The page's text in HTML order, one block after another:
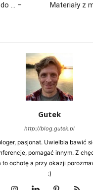
… –
Materiały z
Gutek
http://blog.gutek.pl
pasjonat. Uwielbia bawić
pomagać innym. Z
to ochotę a przy okazji
:)